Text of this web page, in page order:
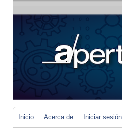
Inicio Acerca de Iniciar sesión